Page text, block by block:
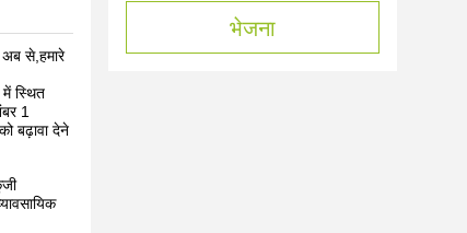
से,हमारे
में स्थित
1
बढ़ावा देने
भेजना